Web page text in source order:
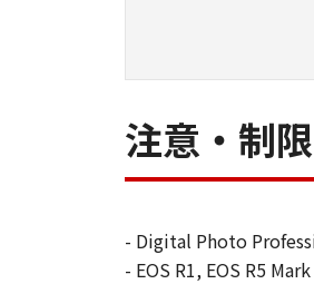
注意・制
- Digital Photo
- EOS R1, EOS R5